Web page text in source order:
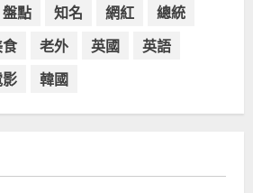
灣餐飲在全球
人愛鼎泰豐小籠包！美國人吃鼎
受歡迎台灣米其林餐廳！加州賭
雅圖分店排隊人潮影片盤點
盤點 知名 網紅
總統
老外 英國
英語
韓國